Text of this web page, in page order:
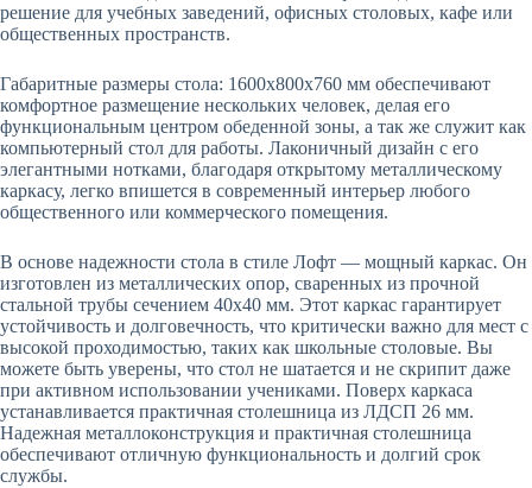
решение для учебных заведений, офисных столовых, кафе или
общественных пространств.
Габаритные размеры стола: 1600х800х760 мм обеспечивают
комфортное размещение нескольких человек, делая его
функциональным центром обеденной зоны, а так же служит как
компьютерный стол для работы. Лаконичный дизайн с его
элегантными нотками, благодаря открытому металлическому
каркасу, легко впишется в современный интерьер любого
общественного или коммерческого помещения.
В основе надежности стола в стиле Лофт — мощный каркас. Он
изготовлен из металлических опор, сваренных из прочной
стальной трубы сечением 40х40 мм. Этот каркас гарантирует
устойчивость и долговечность, что критически важно для мест с
высокой проходимостью, таких как школьные столовые. Вы
можете быть уверены, что стол не шатается и не скрипит даже
при активном использовании учениками. Поверх каркаса
устанавливается практичная столешница из ЛДСП 26 мм.
Надежная металлоконструкция и практичная столешница
обеспечивают отличную функциональность и долгий срок
службы.